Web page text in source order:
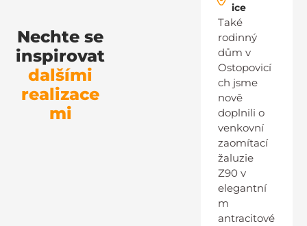
Nechte se
inspirovat
dalšími
realizace
mi
ice
Také
rodinný
dům v
Ostopovicí
ch jsme
nově
doplnili o
venkovní
zaomítací
žaluzie
Z90 v
elegantní
m
antracitové